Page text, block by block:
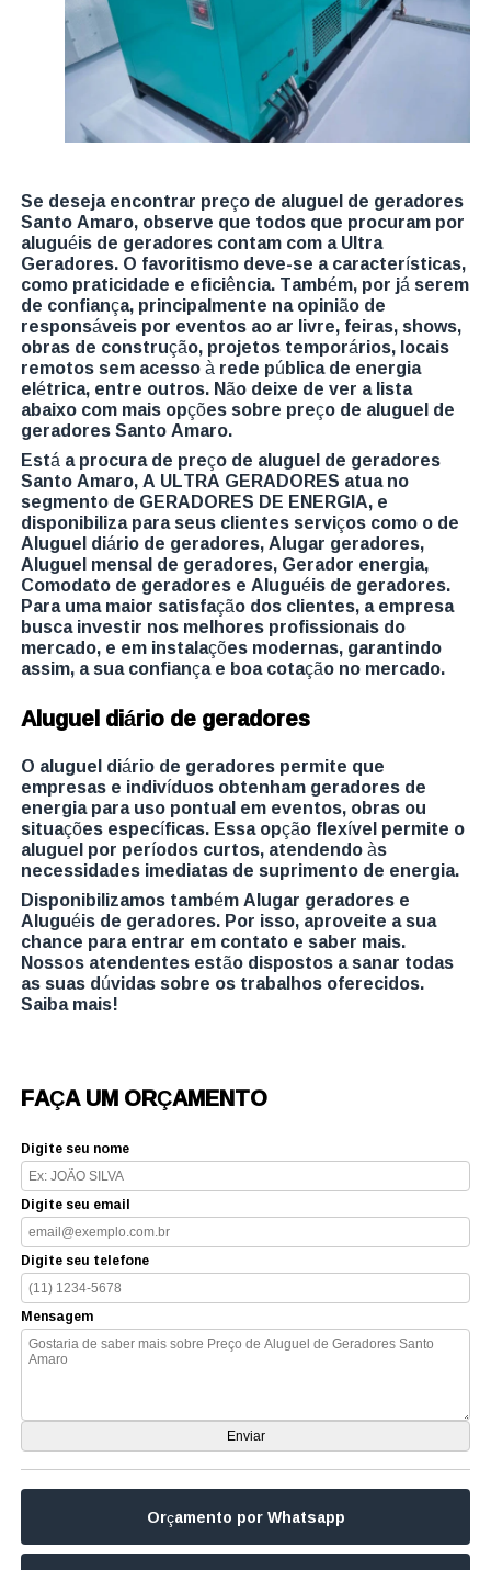
Se deseja encontrar preço de aluguel de geradores
Santo Amaro, observe que todos que procuram por
aluguéis de geradores contam com a Ultra
Geradores. O favoritismo deve-se a características,
como praticidade e eficiência. Também, por já serem
de confiança, principalmente na opinião de
responsáveis por eventos ao ar livre, feiras, shows,
obras de construção, projetos temporários, locais
remotos sem acesso à rede pública de energia
elétrica, entre outros. Não deixe de ver a lista
abaixo com mais opções sobre preço de aluguel de
geradores Santo Amaro.
Está a procura de preço de aluguel de geradores
Santo Amaro, A ULTRA GERADORES atua no
segmento de GERADORES DE ENERGIA, e
disponibiliza para seus clientes serviços como o de
Aluguel diário de geradores, Alugar geradores,
Aluguel mensal de geradores, Gerador energia,
Comodato de geradores e Aluguéis de geradores.
Para uma maior satisfação dos clientes, a empresa
busca investir nos melhores profissionais do
mercado, e em instalações modernas, garantindo
assim, a sua confiança e boa cotação no mercado.
Aluguel diário de geradores
O aluguel diário de geradores permite que
empresas e indivíduos obtenham geradores de
energia para uso pontual em eventos, obras ou
situações específicas. Essa opção flexível permite o
aluguel por períodos curtos, atendendo às
necessidades imediatas de suprimento de energia.
Disponibilizamos também Alugar geradores e
Aluguéis de geradores. Por isso, aproveite a sua
chance para entrar em contato e saber mais.
Nossos atendentes estão dispostos a sanar todas
as suas dúvidas sobre os trabalhos oferecidos.
Saiba mais!
FAÇA UM ORÇAMENTO
Digite seu nome
Digite seu email
Digite seu telefone
Mensagem
Orçamento por Whatsapp